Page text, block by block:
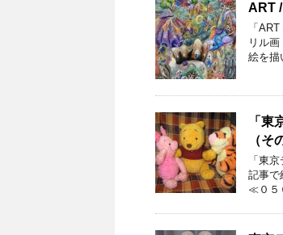
ART
「
リル
絵を
「
（そ
「東
記事
≪０５